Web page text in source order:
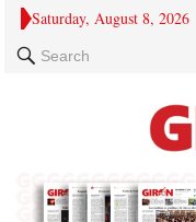
Saturday, August 8, 2026
Search